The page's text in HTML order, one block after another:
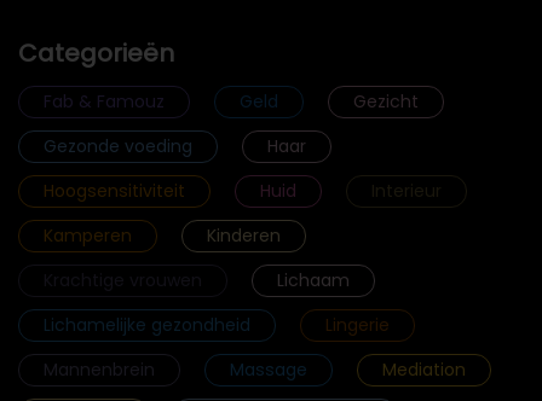
Categorieën
Fab & Famouz Geld
Gezicht
Gezonde voeding
Haar
Hoogsensitiviteit
Huid
Interieur
Kamperen
Kinderen
Lichaam
Lichamelijke gezondheid
Lingerie
Mannenbrein
Massage
Mediation